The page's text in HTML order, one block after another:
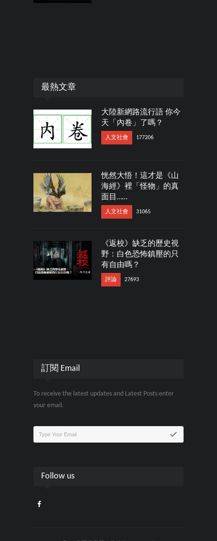
最熱文章
大陸新網路流行語 你今
天「內卷」了嗎？
人文社會 177206
恍然大悟！這才是《山
海經》裡「怪物」的真
面目……
人文社會 31065
《返校》缺乏的歷史視
野：白色恐怖鎮壓的只
有自由嗎？
評論 27693
訂閱 Email
To receive the latest updates and Latest Posts enter
your email.
Follow us